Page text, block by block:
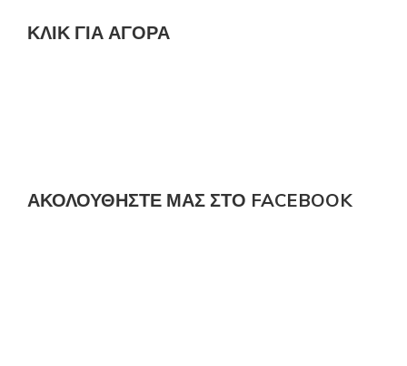
ΚΛΙΚ ΓΙΑ ΑΓΟΡΆ
ΑΚΟΛΟΎΘΗΣΤΕ ΜΑΣ ΣΤΟ FACEBOOK